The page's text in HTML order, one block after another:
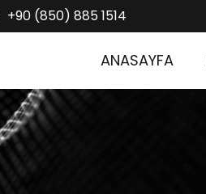
+90 (850) 885 1514
ANASAYFA